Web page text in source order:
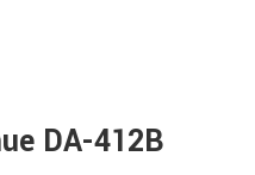
DA-412B